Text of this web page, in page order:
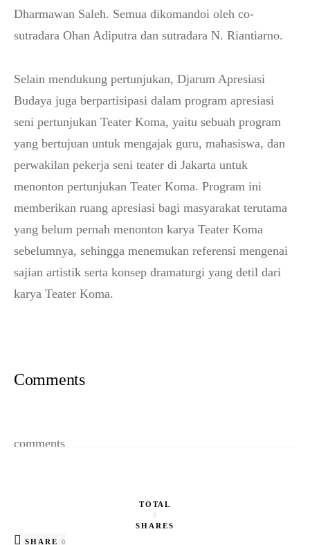
Dharmawan Saleh. Semua dikomandoi oleh co-
sutradara Ohan Adiputra dan sutradara N. Riantiarno.
Selain mendukung pertunjukan, Djarum Apresiasi
Budaya juga berpartisipasi dalam program apresiasi
seni pertunjukan Teater Koma, yaitu sebuah program
yang bertujuan untuk mengajak guru, mahasiswa, dan
perwakilan pekerja seni teater di Jakarta untuk
menonton pertunjukan Teater Koma. Program ini
memberikan ruang apresiasi bagi masyarakat terutama
yang belum pernah menonton karya Teater Koma
sebelumnya, sehingga menemukan referensi mengenai
sajian artistik serta konsep dramaturgi yang detil dari
karya Teater Koma.
Comments
comments
TOTAL
0
SHARES
SHARE
0